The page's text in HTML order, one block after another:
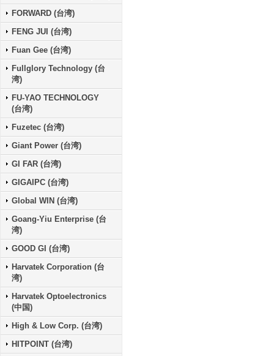
FORWARD (台湾)
FENG JUI (台湾)
Fuan Gee (台湾)
Fullglory Technology (台
湾)
FU-YAO TECHNOLOGY
(台湾)
Fuzetec (台湾)
Giant Power (台湾)
GI FAR (台湾)
GIGAIPC (台湾)
Global WIN (台湾)
Goang-Yiu Enterprise (台
湾)
GOOD GI (台湾)
Harvatek Corporation (台
湾)
Harvatek Optoelectronics
(中国)
High & Low Corp. (台湾)
HITPOINT (台湾)